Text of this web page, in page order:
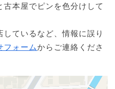
本屋でピンを色分けして
ているなど、情報に誤り
フォームからご連絡くださ